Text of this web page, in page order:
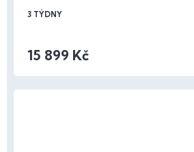
3 TÝDNY
15 899 Kč